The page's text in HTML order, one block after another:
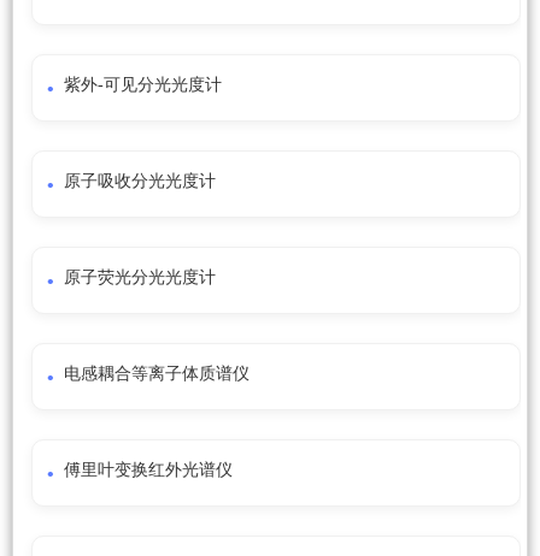
紫外-可见分光光度计
原子吸收分光光度计
原子荧光分光光度计
电感耦合等离子体质谱仪
傅里叶变换红外光谱仪